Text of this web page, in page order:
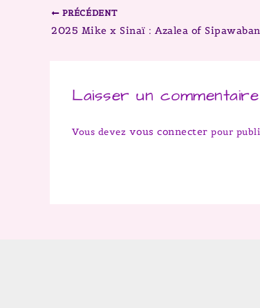
PRÉCÉDENT
2025 Mike x Sinaï : Azalea of Sipawaban
Laisser un commentaire
Vous devez vous connecter pour